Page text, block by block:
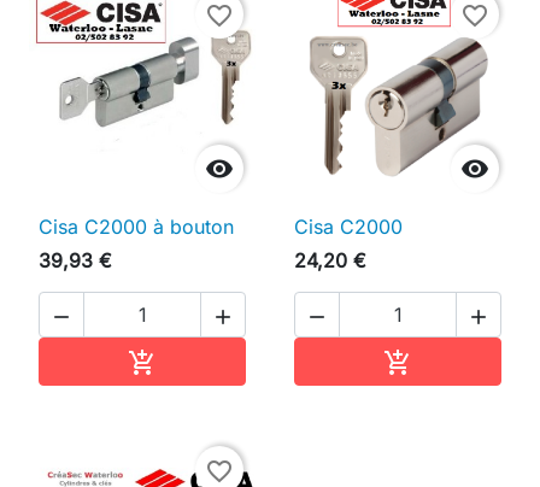

favorite_border
Cisa C2000 à bouton
39,93 €
 


favorite_border
Cisa C2000
24,20 €
 

favorite_border